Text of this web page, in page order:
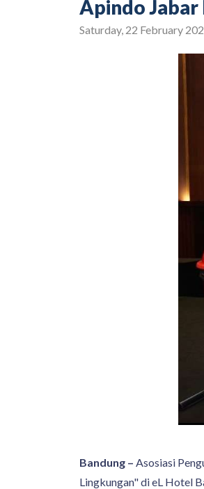
Apindo Jabar
Saturday, 22 February
Bandung – Asosiasi
Lingkungan" di eL Hotel